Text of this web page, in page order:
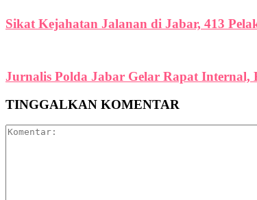
Sikat Kejahatan Jalanan di Jabar, 413
Jurnalis Polda Jabar Gelar Rapat
TINGGALKAN KOMENTAR